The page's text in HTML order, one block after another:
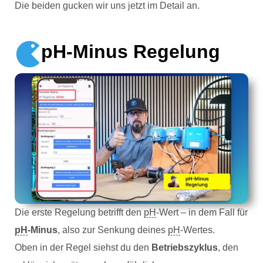
Die beiden gucken wir uns jetzt im Detail an.
pH-Minus Regelung
Die erste Regelung betrifft denpH-Wert – in dem Fall für
pH-Minus, also zur Senkung deines pH-Wertes.
Oben in der Regel siehst du den Betriebszyklus, den